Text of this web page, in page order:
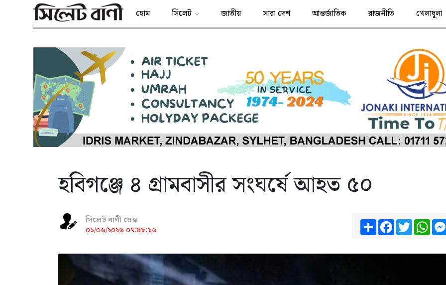
হোম সিলেট জাতীয় সারা দেশ আন্তর্জাতিক রাজনীতি খেলাধুলা
হবিগঞ্জে ৪ গ্রামবাসীর সংঘর্ষে আহত ৫০
সিলেট বাণী ডেস্ক
০১/০৬/২০২৬ ০৭:৪৮:১৬
ShareFacebook
Twitter